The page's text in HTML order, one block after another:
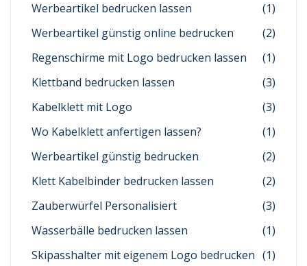
Werbeartikel bedrucken lassen
(1)
Werbeartikel günstig online bedrucken
(2)
Regenschirme mit Logo bedrucken lassen
(1)
Klettband bedrucken lassen
(3)
Kabelklett mit Logo
(3)
Wo Kabelklett anfertigen lassen?
(1)
Werbeartikel günstig bedrucken
(2)
Klett Kabelbinder bedrucken lassen
(2)
Zauberwürfel Personalisiert
(3)
Wasserbälle bedrucken lassen
(1)
Skipasshalter mit eigenem Logo bedrucken (1)